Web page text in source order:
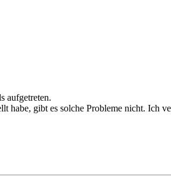
aufgetreten.
gibt es solche Probleme nicht. Ich